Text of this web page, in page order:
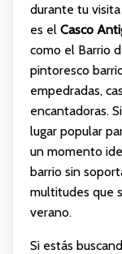
durante tu
es el Casco
como el Barrio
pintoresco
empedradas,
encantadoras.
lugar popular
un momento
barrio sin
multitudes que
verano.
Si estás